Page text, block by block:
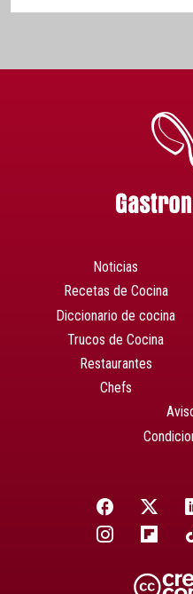
Noticias
Recetas de Cocina
Diccionario de cocina
Trucos de Cocina
Restaurantes
Chefs